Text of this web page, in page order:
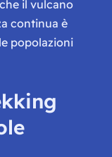
il vulcano
continua è
popolazioni